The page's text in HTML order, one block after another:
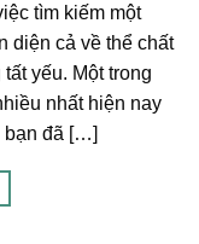
tìm kiếm một
diện cả về thể chất
yếu. Một trong
nhất hiện nay
bạn đã […]